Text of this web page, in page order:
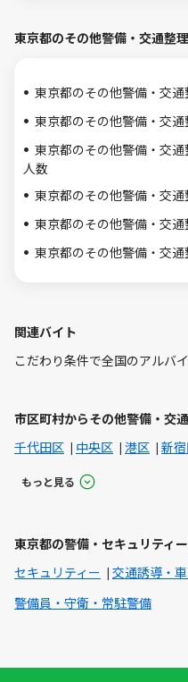
東京都のその他警備・交通整
東京都のその他警備・交通
東京都のその他警備・交通
東京都のその他警備・交通
人数
東京都のその他警備・交通
東京都のその他警備・交通
東京都のその他警備・交通
関連バイト
こだわり条件で全国のアルバ
市区町村からその他警備・交
千代田区
中央区 港区 新
もっと見る
東京都の警備・セキュリティ
セキュリティー
交通誘導・
警備員・守衛・常駐警備